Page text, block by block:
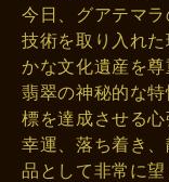
今日、グアテマ
技術を取り入れ
かな文化遺産を尊
翡翠の神秘的な
標を達成させる
幸運、落ち着き
品として非常に